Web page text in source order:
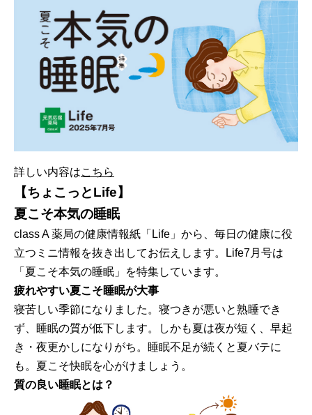
詳しい内容はこちら
【ちょこっとLife】
夏こそ本気の睡眠
class A 薬局の健康情報紙「Life」から、毎日の健康に役
立つミニ情報を抜き出してお伝えします。Life7月号は
「夏こそ本気の睡眠」を特集しています。
疲れやすい夏こそ睡眠が大事
寝苦しい季節になりました。寝つきが悪いと熟睡でき
ず、睡眠の質が低下します。しかも夏は夜が短く、早起
き・夜更かしになりがち。睡眠不足が続くと夏バテに
も。夏こそ快眠を心がけましょう。
質の良い睡眠とは？